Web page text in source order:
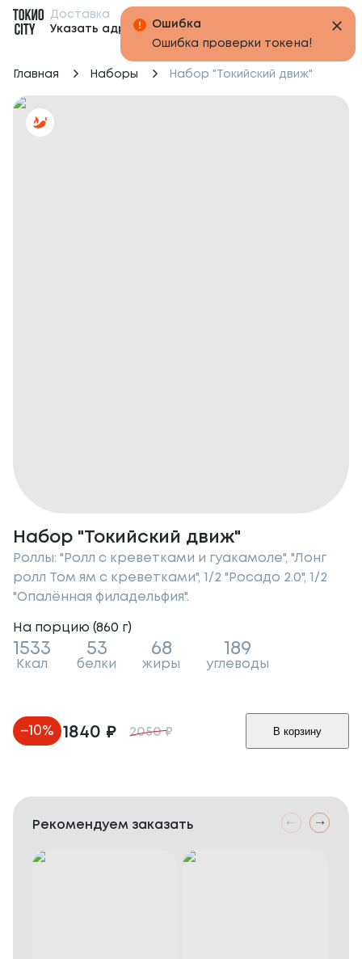
Доставка
Указать адрес
Главная Наборы Набор "Токийский движ"
Набор "Токийский движ"
Роллы: "Ролл с креветками и гуакамоле", "Лонг
ролл Том ям с креветками", 1/2 "Росадо 2.0", 1/2
"Опалённая филадельфия".
На порцию (860 г)
1533
Ккал
53
белки
68
жиры
189
углеводы
–10% 1840 ₽ 2050₽ В корзину
Рекомендуем заказать